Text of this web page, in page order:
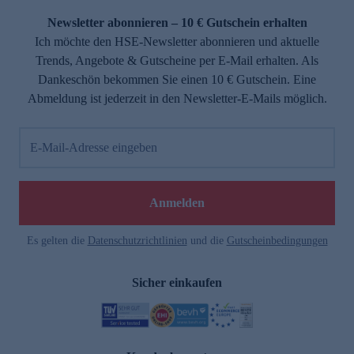
Newsletter abonnieren – 10 € Gutschein erhalten
Ich möchte den HSE-Newsletter abonnieren und aktuelle
Trends, Angebote & Gutscheine per E-Mail erhalten. Als
Dankeschön bekommen Sie einen 10 € Gutschein. Eine
Abmeldung ist jederzeit in den Newsletter-E-Mails möglich.
E-Mail-Adresse eingeben
Anmelden
Es gelten die Datenschutzrichtlinien und die Gutscheinbedingungen
Sicher einkaufen